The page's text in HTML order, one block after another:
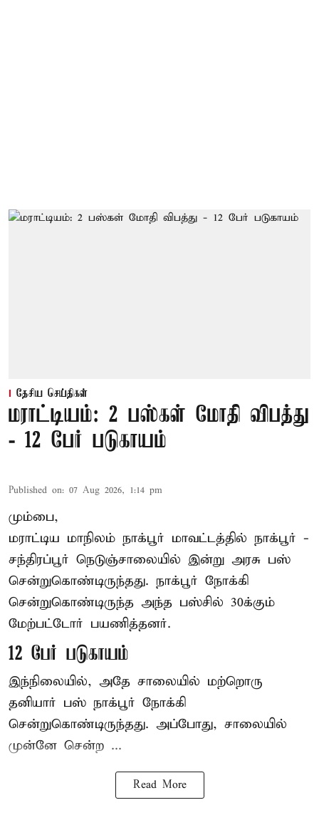
தேசிய செய்திகள்
மராட்டியம்: 2 பஸ்கள் மோதி விபத்து
- 12 பேர் படுகாயம்
Published on: 07 Aug 2026, 1:14 pm
மும்பை,
மராட்டிய மாநிலம் நாக்பூர் மாவட்டத்தில் நாக்பூர் -
சந்திரப்பூர் நெடுஞ்சாலையில் இன்று அரசு பஸ்
சென்றுகொண்டிருந்தது. நாக்பூர் நோக்கி
சென்றுகொண்டிருந்த அந்த பஸ்சில் 30க்கும்
மேற்பட்டோர் பயணித்தனர்.
12 பேர் படுகாயம்
இந்நிலையில், அதே சாலையில் மற்றொரு
தனியார் பஸ் நாக்பூர் நோக்கி
சென்றுகொண்டிருந்தது. அப்போது, சாலையில்
முன்னே சென்ற ...
Read More